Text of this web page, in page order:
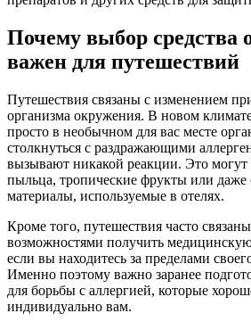
Почему выбор средства
важен для путешествий
Путешествия связаны с изменением
организма окружения. В новом
просто в необычном для вас месте
столкнуться с раздражающими
вызывают никакой реакции. Это могут
пыльца, тропические фрукты или даже
материалы, используемые в отелях.
Кроме того, путешествия часто
возможностями получить
если вы находитесь за пределами
Именно поэтому важно заранее
для борьбы с аллергией, которые
индивидуально вам.